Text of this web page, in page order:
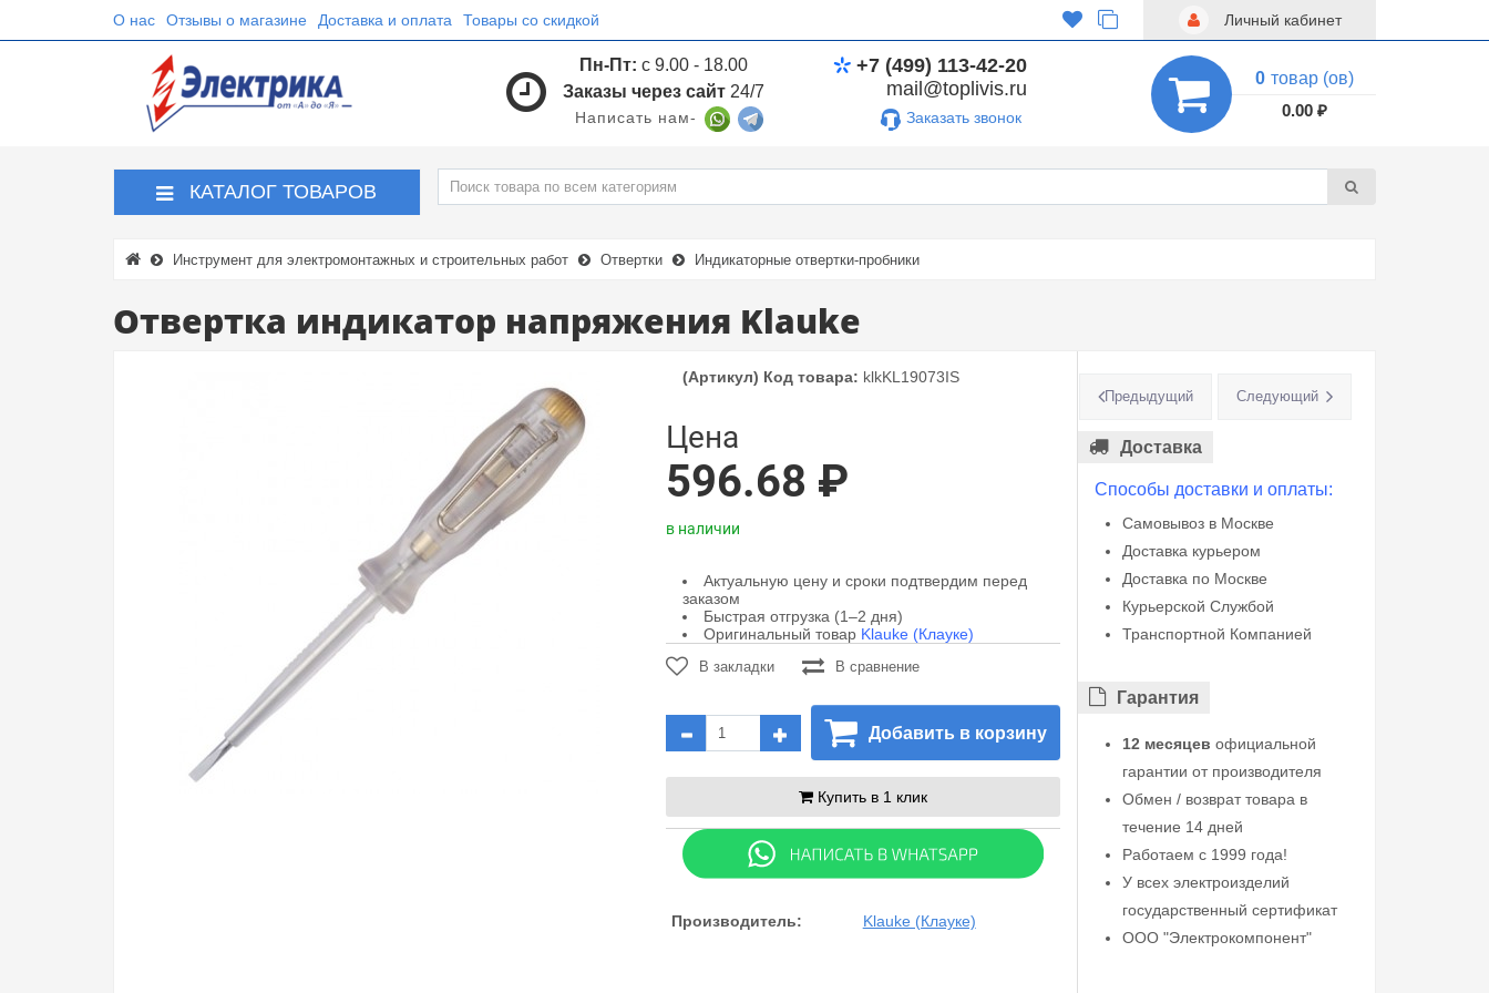
О нас Отзывы о магазине Доставка и оплата Товары со скидкой Личный кабинет
Пн-Пт: с 9.00 - 18.00
Заказы через сайт 24/7
Написать нам-
+7 (499) 113-42-20
mail@toplivis.ru
Заказать звонок
0 товар (ов)
0.00 ₽
КАТАЛОГ ТОВАРОВ
Инструмент для электромонтажных и строительных работ Отвертки Индикаторные отвертки-пробники
Отвертка индикатор напряжения Klauke
(Артикул) Код товара: klkKL19073IS
Цена
596.68 ₽
в наличии
Актуальную цену и сроки подтвердим перед
заказом
Быстрая отгрузка (1–2 дня)
Оригинальный товар Klauke (Клауке)
В закладки В сравнение
Добавить в корзину
Купить в 1 клик
Производитель: Klauke (Клауке)
Предыдущий Следующий
Доставка
Способы доставки и оплаты:
Самовывоз в Москве
Доставка курьером
Доставка по Москве
Курьерской Службой
Транспортной Компанией
Гарантия
12 месяцев официальной
гарантии от производителя
Обмен / возврат товара в
течение 14 дней
Работаем с 1999 года!
У всех электроизделий
государственный сертификат
ООО "Электрокомпонент"